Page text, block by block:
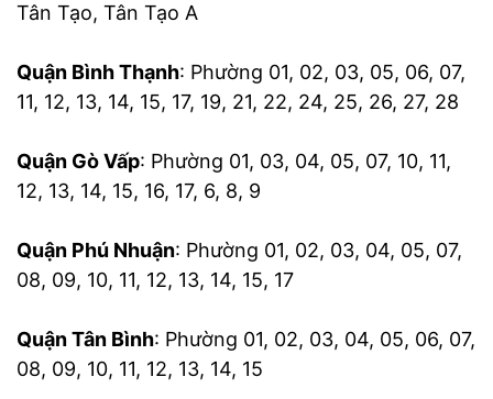
Tân Tạo, Tân Tạo A
Quận Bình Thạnh: Phường 01, 02, 03, 05, 06, 07,
11, 12, 13, 14, 15, 17, 19, 21, 22, 24, 25, 26, 27, 28
Quận Gò Vấp: Phường 01, 03, 04, 05, 07, 10, 11,
12, 13, 14, 15, 16, 17, 6, 8, 9
Quận Phú Nhuận: Phường 01, 02, 03, 04, 05, 07,
08, 09, 10, 11, 12, 13, 14, 15, 17
Quận Tân Bình: Phường 01, 02, 03, 04, 05, 06, 07,
08, 09, 10, 11, 12, 13, 14, 15